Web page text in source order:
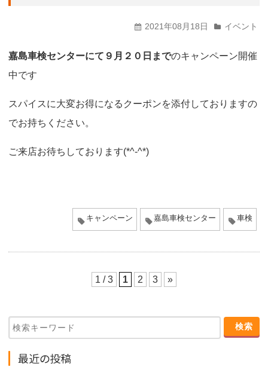
2021年08月18日 イベント
嘉島車検センターにて９月２０日までのキャンペーン開催
中です
スパイスに大変お得になるクーポンを添付しておりますの
でお持ちください。
ご来店お待ちしております(*^-^*)
キャンペーン 嘉島車検センター 車検
1 / 3 1 2 3 »
最近の投稿
a
t
n